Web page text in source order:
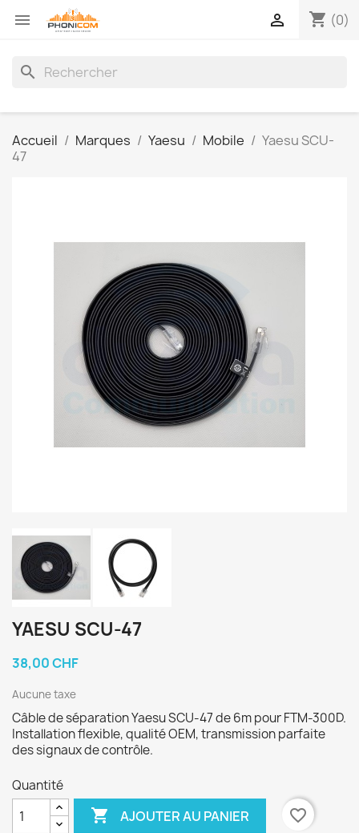
 shopping_cart (0)

search
Accueil Marques Yaesu Mobile
Yaesu SCU-
47
YAESU SCU-47
38,00 CHF
Aucune taxe
Câble de séparation Yaesu SCU-47 de 6m pour FTM-300D.
Installation flexible, qualité OEM, transmission parfaite
des signaux de contrôle.
Quantité
 AJOUTER AU PANIER favorite_border